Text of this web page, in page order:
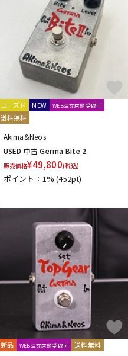
パーカッション
電子ピアノ
その他楽器
エフェクター
DTM
レコーディング機器
楽器アクセサリ
ヴィンテージ
ユーズド NEW WEB注文店頭受取可
送料無料
Akima&Neos
USED 中古 Germa Bite 2
販売価格¥49,800(税込)
ポイント：1%(452pt)
新品 WEB注文店頭受取可 送料無料